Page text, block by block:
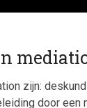
zijn:
door een